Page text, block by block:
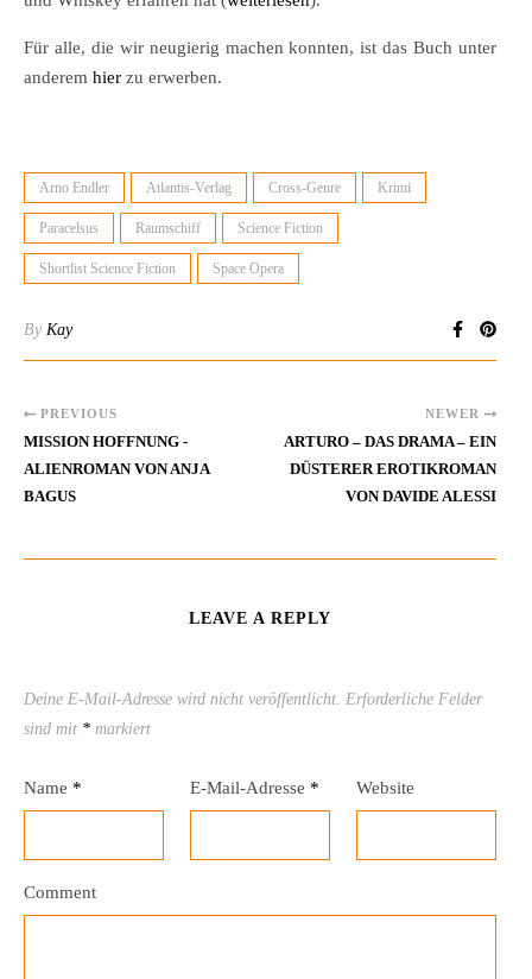
Für alle, die wir neugierig machen konnten, ist das Buch unter
anderem hier zu erwerben.
Arno Endler Atlantis-Verlag Cross-Genre Krimi
Paracelsus Raumschiff Science Fiction
Shortlist Science Fiction Space Opera
By Kay
PREVIOUS
MISSION HOFFNUNG -
ALIENROMAN VON ANJA
BAGUS
NEWER
ARTURO – DAS DRAMA – EIN
DÜSTERER EROTIKROMAN
VON DAVIDE ALESSI
LEAVE A REPLY
Deine E-Mail-Adresse wird nicht veröffentlicht. Erforderliche Felder
sind mit * markiert
Name * E-Mail-Adresse * Website
Comment